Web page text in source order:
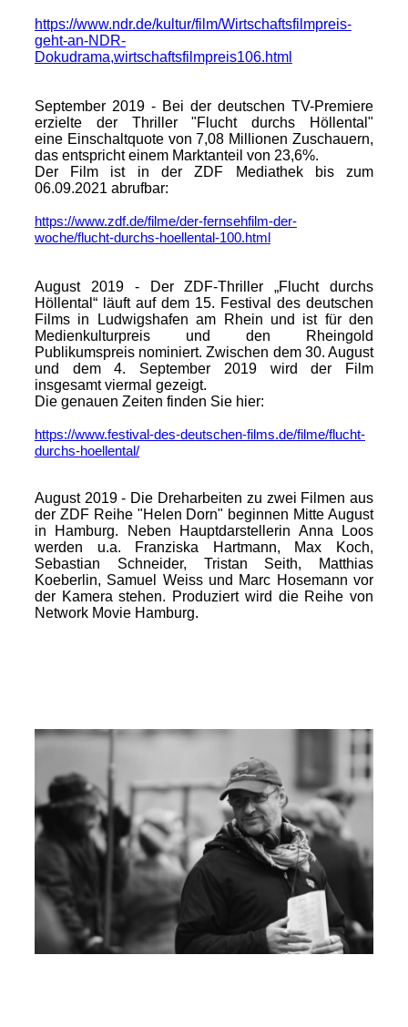
https://www.ndr.de/kultur/film/Wirtschaftsfilmpreis-
geht-an-NDR-
Dokudrama,wirtschaftsfilmpreis106.html
September 2019 - Bei der deutschen TV-Premiere
erzielte der Thriller "Flucht durchs Höllental"
eine Einschaltquote von 7,08 Millionen Zuschauern,
das entspricht einem Marktanteil von 23,6%.
Der Film ist in der ZDF Mediathek bis zum
06.09.2021 abrufbar:
https://www.zdf.de/filme/der-fernsehfilm-der-
woche/flucht-durchs-hoellental-100.html
August 2019 - Der ZDF-Thriller „Flucht durchs
Höllental“ läuft auf dem 15. Festival des deutschen
Films in Ludwigshafen am Rhein und ist für den
Medienkulturpreis und den Rheingold
Publikumspreis nominiert. Zwischen dem 30. August
und dem 4. September 2019 wird der Film
insgesamt viermal gezeigt.
Die genauen Zeiten finden Sie hier:
https://www.festival-des-deutschen-films.de/filme/flucht-
durchs-hoellental/
August 2019 - Die Dreharbeiten zu zwei Filmen aus
der ZDF Reihe "Helen Dorn" beginnen Mitte August
in Hamburg. Neben Hauptdarstellerin Anna Loos
werden u.a. Franziska Hartmann, Max Koch,
Sebastian Schneider, Tristan Seith, Matthias
Koeberlin, Samuel Weiss und Marc Hosemann vor
der Kamera stehen. Produziert wird die Reihe von
Network Movie Hamburg.